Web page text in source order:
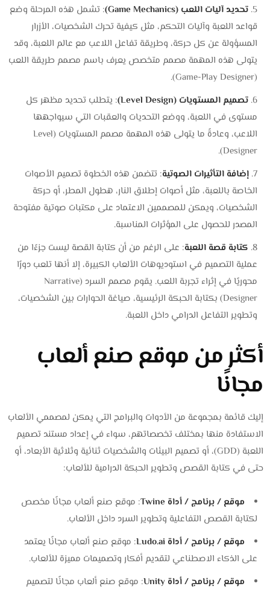
تحديد آليات اللعب (Game Mechanics)
: تشمل هذه المرحلة وضع
قواعد اللعبة وآليات التحكم، مثل كيفية تحرك الشخصيات، الأزرار
المسؤولة عن كل حركة، وطريقة تفاعل اللاعب مع عالم اللعبة، وقد
يتولى هذه المهمة مصمم متخصص يعرف باسم مصمم طريقة اللعب
(Game-Play Designer).
تصميم المستويات (Level Design)
: يتطلب تحديد مظهر كل
مستوى في اللعبة، ووضع التحديات والعقبات التي سيواجهها
اللاعب، وعادةً ما يتولى هذه المهمة مصمم المستويات (Level
Designer).
إضافة التأثيرات الصوتية: تتضمن هذه الخطوة تصميم الأصوات
الخاصة باللعبة، مثل أصوات إطلاق النار، هطول المطر، أو حركة
الشخصيات، ويمكن للمصممين الاعتماد على مكتبات صوتية مفتوحة
المصدر للحصول على المؤثرات المناسبة.
كتابة قصة اللعبة: على الرغم من أن كتابة القصة ليست جزءًا من
عملية التصميم في استوديوهات الألعاب الكبيرة، إلا أنها تلعب دورًا
محوريًا في إثراء تجربة اللعب. يقوم مصمم السرد (Narrative
Designer) بكتابة الحبكة الرئيسية، صياغة الحوارات بين الشخصيات،
وتطوير التفاعل الدرامي داخل اللعبة.
أكثر من موقع صنع ألعاب
مجانًا
إليك قائمة بمجموعة من الأدوات والبرامج التي يمكن لمصممي الألعاب
الاستفادة منها بمختلف تخصصاتهم، سواء في إعداد مستند تصميم
اللعبة (GDD)، أو تصميم البيئات والشخصيات ثنائية وثلاثية الأبعاد، أو
حتى في كتابة القصص وتطوير الحبكة الدرامية للألعاب:
موقع / برنامج / أداة Twine
: موقع صنع ألعاب مجانًا مخصص
لكتابة القصص التفاعلية وتطوير السرد داخل الألعاب.
موقع / برنامج / أداة Ludo.ai
: موقع صنع ألعاب مجانًا يعتمد
على الذكاء الاصطناعي لتقديم أفكار وتصميمات مميزة للألعاب.
موقع / برنامج / أداة Unity
: موقع صنع ألعاب مجانًا لتصميم